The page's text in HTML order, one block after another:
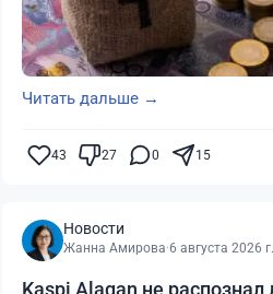
Читать дальше →
43 27 0 15
Новости
Жанна Амирова·6 августа 2026